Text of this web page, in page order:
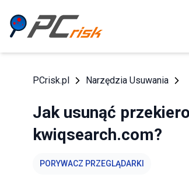
PCrisk.pl Narzędzia Usuwania
Jak usunąć
kwiqsearch.com?
PORYWACZ PRZEGLĄDARKI